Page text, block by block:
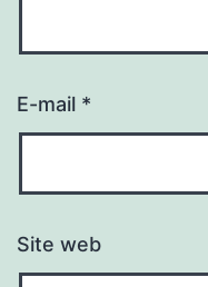
E-mail *
Site web